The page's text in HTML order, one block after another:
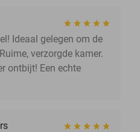
Ideaal gelegen om de
verzorgde kamer.
ontbijt! Een echte